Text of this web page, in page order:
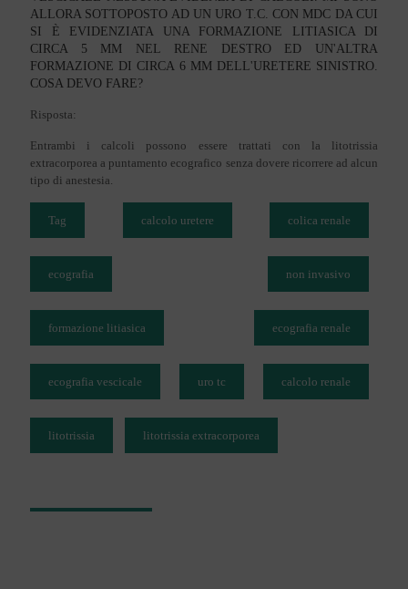
ALLORA SOTTOPOSTO AD UN URO T.C. CON MDC DA CUI
SI È EVIDENZIATA UNA FORMAZIONE LITIASICA DI
CIRCA 5 MM NEL RENE DESTRO ED UN'ALTRA
FORMAZIONE DI CIRCA 6 MM DELL'URETERE SINISTRO.
COSA DEVO FARE?
Risposta:
Entrambi i calcoli possono essere trattati con la litotrissia
extracorporea a puntamento ecografico senza dovere ricorrere ad alcun
tipo di anestesia.
Tag calcolo uretere colica renale
ecografia non invasivo
formazione litiasica ecografia renale
ecografia vescicale uro tc calcolo renale
litotrissia litotrissia extracorporea